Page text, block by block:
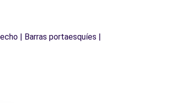
| Barras portaesquíes |